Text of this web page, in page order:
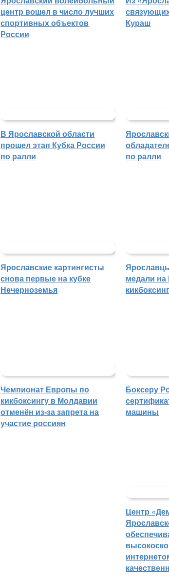
центр вошел в число лучших
спортивных объектов
России
Кураш
В Ярославской области
прошел этап Кубка России
по ралли
по ралли
Ярославские картингисты
снова первые на кубке
Нечерноземья
медали на
Чемпионат Европы по
кикбоксингу в Молдавии
отменён из-за запрета на
участие россиян
Боксеру
машины
Центр